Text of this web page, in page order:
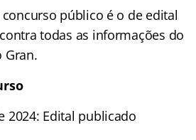
público é o de edital
todas as informações do
Gran.
2024: Edital publicado